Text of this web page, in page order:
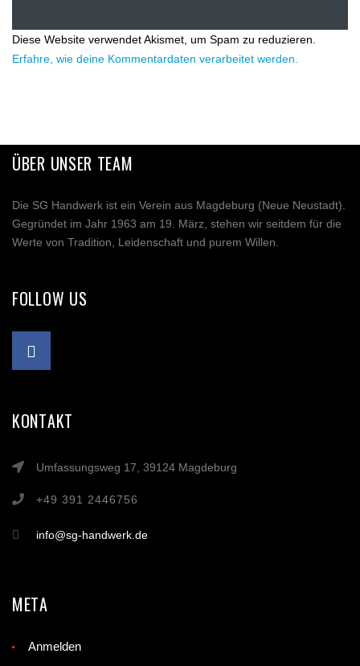
Diese Website verwendet Akismet, um Spam zu reduzieren.
Erfahre, wie deine Kommentardaten verarbeitet werden.
ÜBER UNSER TEAM
Die SG Handwerk ist ein Verein aus Magdeburg (Neue Neustadt).
Gegründet im Jahr 1963 am 19. März, stehen wir seitdem für die
Werte von Tradition, Leidenschaft und purem Willen.
FOLLOW US
KONTAKT
Umfassungsweg 17, 39124 Magdeburg
+49 391 2446756
info@sg-handwerk.de
META
Anmelden